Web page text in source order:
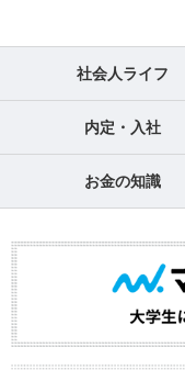
社会人ライフ
内定・入社
お金の知識